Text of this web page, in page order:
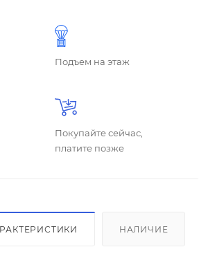
Подъем на этаж
Покупайте сейчас,
платите позже
НАЛИЧИЕ